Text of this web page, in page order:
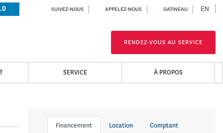
SUIVEZ-NOUS APPELEZ-NOUS GATINEAU EN
RENDEZ-VOUS AU SERVICE
SERVICE À PROPOS
Financement Location Comptant